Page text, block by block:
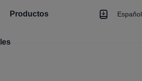
Productos
Noticias
Español